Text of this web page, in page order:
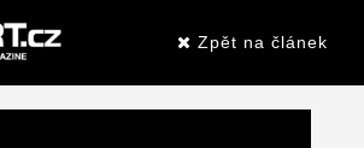
Zpět na článek